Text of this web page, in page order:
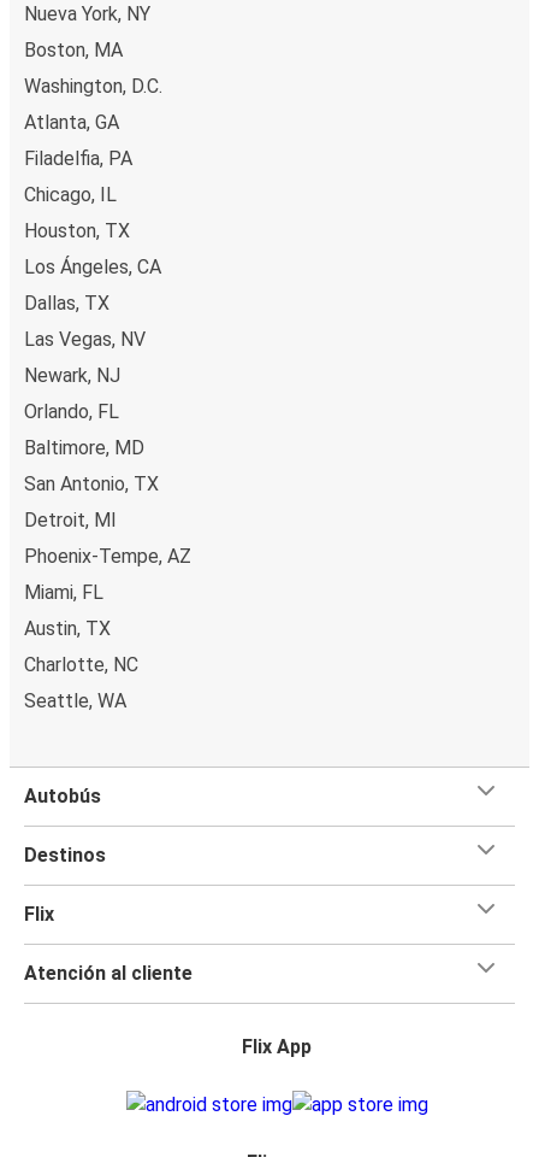
Nueva York, NY
Boston, MA
Washington, D.C.
Atlanta, GA
Filadelfia, PA
Chicago, IL
Houston, TX
Los Ángeles, CA
Dallas, TX
Las Vegas, NV
Newark, NJ
Orlando, FL
Baltimore, MD
San Antonio, TX
Detroit, MI
Phoenix-Tempe, AZ
Miami, FL
Austin, TX
Charlotte, NC
Seattle, WA
Autobús
Destinos
Flix
Atención al cliente
Flix App